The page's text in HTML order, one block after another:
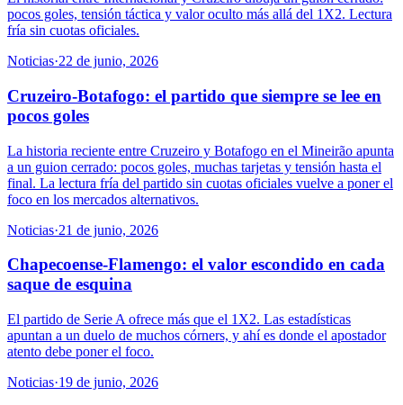
pocos goles, tensión táctica y valor oculto más allá del 1X2. Lectura
fría sin cuotas oficiales.
Noticias·22 de junio, 2026
Cruzeiro-Botafogo: el partido que siempre se lee en
pocos goles
La historia reciente entre Cruzeiro y Botafogo en el Mineirão apunta
a un guion cerrado: pocos goles, muchas tarjetas y tensión hasta el
final. La lectura fría del partido sin cuotas oficiales vuelve a poner el
foco en los mercados alternativos.
Noticias·21 de junio, 2026
Chapecoense-Flamengo: el valor escondido en cada
saque de esquina
El partido de Serie A ofrece más que el 1X2. Las estadísticas
apuntan a un duelo de muchos córners, y ahí es donde el apostador
atento debe poner el foco.
Noticias·19 de junio, 2026